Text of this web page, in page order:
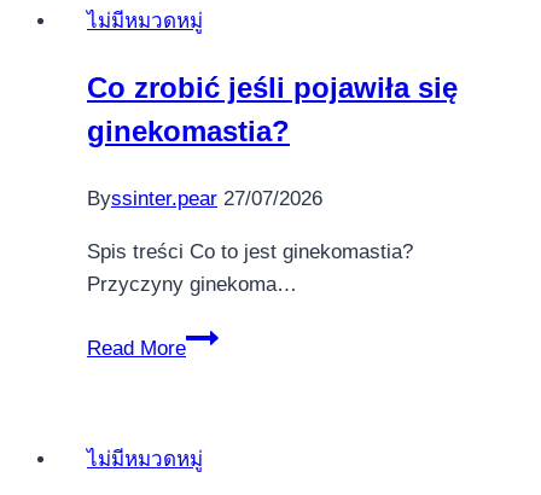
العب
no
deposit
spins
الان
Plan
سلوتس
لاين
ไม่มีหมวดหมู่
Co zrobić jeśli pojawiła się
ginekomastia?
Byssinter.pear 27/07/2026
Spis treści Co to jest ginekomastia?
Przyczyny ginekoma…
Read More
Co
się
ไม่มีหมวดหมู่